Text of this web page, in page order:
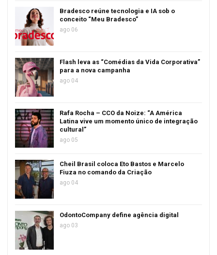
Bradesco reúne tecnologia e IA sob o
conceito “Meu Bradesco”
ago 06
Flash leva as “Comédias da Vida Corporativa”
para a nova campanha
ago 04
Rafa Rocha – CCO da Noize: “A América
Latina vive um momento único de integração
cultural”
ago 05
Cheil Brasil coloca Eto Bastos e Marcelo
Fiuza no comando da Criação
ago 04
OdontoCompany define agência digital
ago 03